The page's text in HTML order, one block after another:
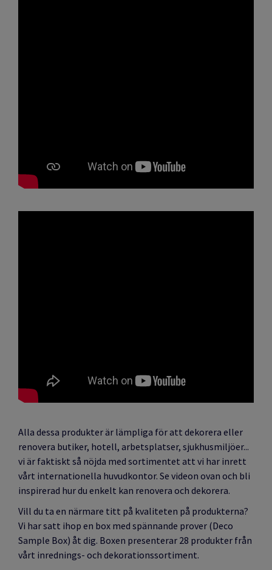
Alla dessa produkter är lämpliga för att dekorera eller
renovera butiker, hotell, arbetsplatser, sjukhusmiljöer...
vi är faktiskt så nöjda med sortimentet att vi har inrett
vårt internationella huvudkontor. Se videon ovan och bli
inspirerad hur du enkelt kan renovera och dekorera.
Vill du ta en närmare titt på kvaliteten på produkterna?
Vi har satt ihop en box med spännande prover (Deco
Sample Box) åt dig. Boxen presenterar 28 produkter från
vårt inrednings- och dekorationssortiment.